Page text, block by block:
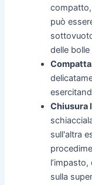
può
delle bolle
Chiusura
sull'altra
sulla